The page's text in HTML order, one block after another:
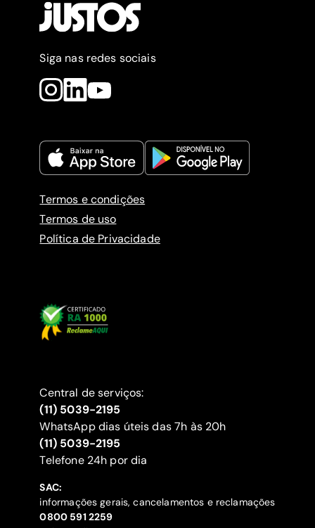
Siga nas redes sociais
Termos e condições
Termos de uso
Política de Privacidade
Central de serviços:
(11) 5039-2195
WhatsApp dias úteis das 7h às 20h
(11) 5039-2195
‍Telefone 24h por dia
SAC:
informações gerais, cancelamentos e reclamações
‍0800 591 2259